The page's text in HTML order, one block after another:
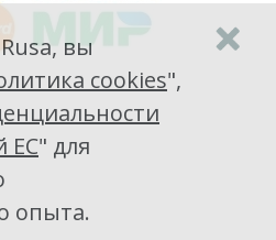
вы
cookies",
ЕС" для
опыта.